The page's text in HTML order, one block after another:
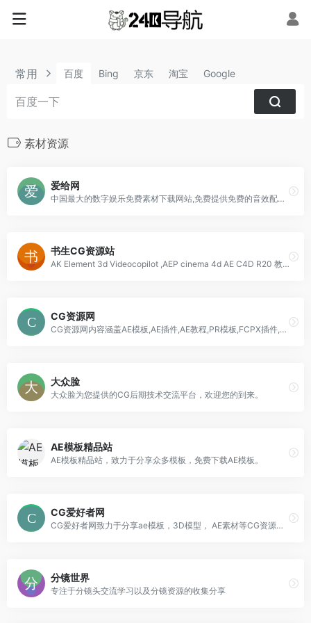
常用 百度 Bing 京东 淘宝 Google
素材资源
爱给网
中国最大的数字娱乐免费素材下载网站,免费提供免费的音效配乐|3D模型|视频|游戏素材资源下载。
书生CG资源站
AK Element 3d Videocopilot ,AEP ​cinema 4d AE C4D R20 教程 插件 中文字幕教程 汉化插件CG教程 CG素材
CG资源网
CG资源网内容涵盖AE模板,AE插件,AE教程,PR模板,FCPX插件,C4D插件,C4D教程,3D模型等
大众脸
大众脸为您提供的CG后期技术交流平台，欢迎您的到来。
AE模板精品站
AE模板精品站，致力于分享众多模板，免费下载AE模板。
CG爱好者网
CG爱好者网致力于分享ae模板，3D模型， AE素材等CG资源，另外也分享大量优质的CG作品！
分镜世界
专注于分镜头交流学习以及分镜资源的收集分享